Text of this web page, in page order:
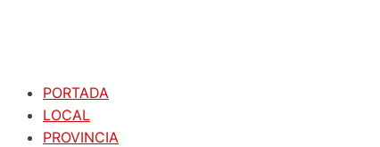
PORTADA
LOCAL
PROVINCIA